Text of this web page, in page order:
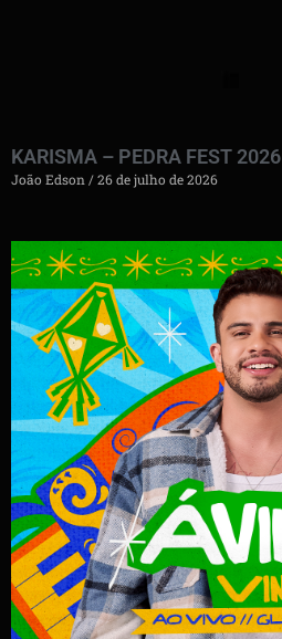
KARISMA – PEDRA FEST 2026
João Edson 26 de julho de 2026